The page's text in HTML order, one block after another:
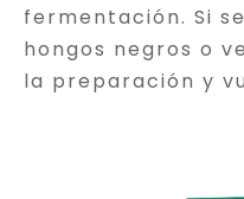
fermentación. Si
hongos negros o
la preparación y